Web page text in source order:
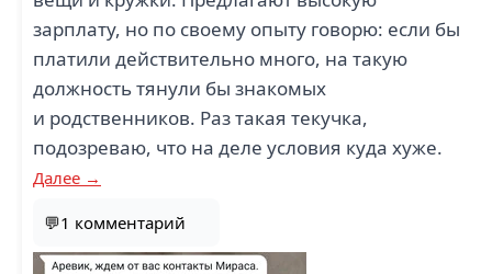
зарплату, но по своему опыту говорю: если бы
платили действительно много, на такую
должность тянули бы знакомых
и родственников. Раз такая текучка,
подозреваю, что на деле условия куда хуже.
Далее →
💬1 комментарий